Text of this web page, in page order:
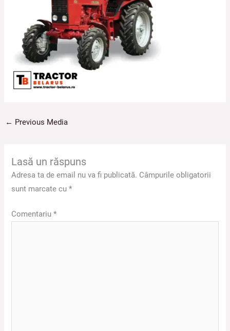
← Previous Media
Lasă un răspuns
Adresa ta de email nu va fi publicată. Câmpurile obligatorii
sunt marcate cu*
Comentariu*